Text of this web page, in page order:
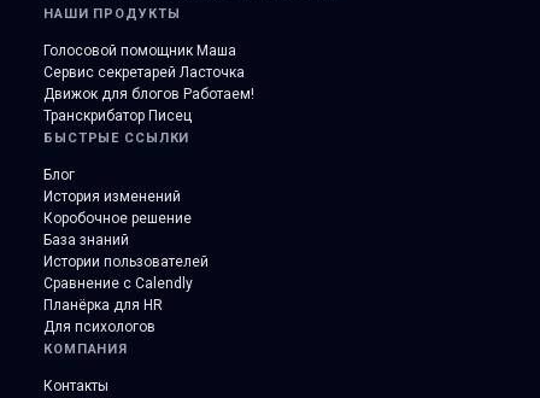
НАШИ ПРОДУКТЫ
Голосовой помощник Маша
Сервис секретарей Ласточка
Движок для блогов Работаем!
Транскрибатор Писец
БЫСТРЫЕ ССЫЛКИ
Блог
История изменений
Коробочное решение
База знаний
Истории пользователей
Сравнение с Calendly
Планёрка для HR
Для психологов
КОМПАНИЯ
Контакты